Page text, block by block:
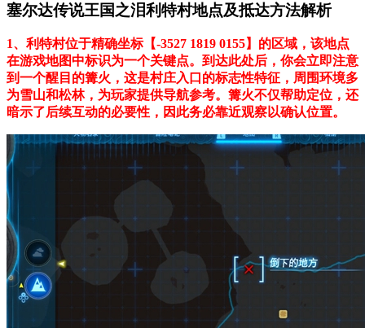
塞尔达传说王国之泪利特村地点及抵达方法解析
1、利特村位于精确坐标【-3527 1819 0155】的区域，该地点
在游戏地图中标识为一个关键点。到达此处后，你会立即注意
到一个醒目的篝火，这是村庄入口的标志性特征，周围环境多
为雪山和松林，为玩家提供导航参考。篝火不仅帮助定位，还
暗示了后续互动的必要性，因此务必靠近观察以确认位置。